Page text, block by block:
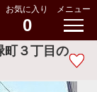
お気に入り
0
メニュー
町３丁目の